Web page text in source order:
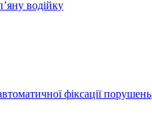
водійку
фіксації порушень